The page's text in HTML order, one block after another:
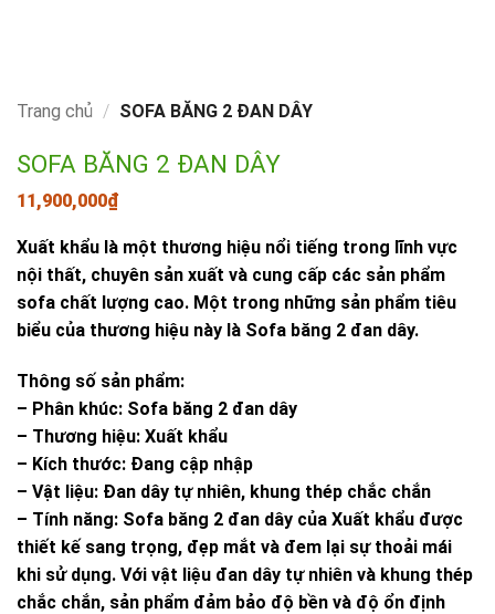
Trang chủ / SOFA BĂNG 2 ĐAN DÂY
SOFA BĂNG 2 ĐAN DÂY
11,900,000₫
Xuất khẩu là một thương hiệu nổi tiếng trong lĩnh vực
nội thất, chuyên sản xuất và cung cấp các sản phẩm
sofa chất lượng cao. Một trong những sản phẩm tiêu
biểu của thương hiệu này là Sofa băng 2 đan dây.
Thông số sản phẩm:
– Phân khúc: Sofa băng 2 đan dây
– Thương hiệu: Xuất khẩu
– Kích thước: Đang cập nhập
– Vật liệu: Đan dây tự nhiên, khung thép chắc chắn
– Tính năng: Sofa băng 2 đan dây của Xuất khẩu được
thiết kế sang trọng, đẹp mắt và đem lại sự thoải mái
khi sử dụng. Với vật liệu đan dây tự nhiên và khung thép
chắc chắn, sản phẩm đảm bảo độ bền và độ ổn định